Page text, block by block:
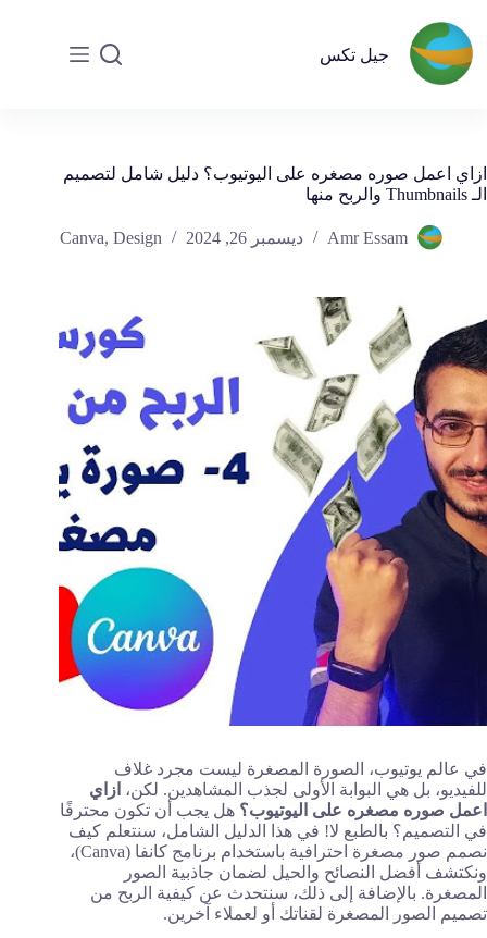
جيل تكس
ازاي اعمل صوره مصغره على اليوتيوب؟ دليل شامل لتصميم
الـ Thumbnails والربح منها
Amr Essam ديسمبر 26, 2024 Canva, Design
في عالم يوتيوب، الصورة المصغرة ليست مجرد غلاف
للفيديو، بل هي البوابة الأولى لجذب المشاهدين. لكن، ازاي
اعمل صوره مصغره على اليوتيوب؟ هل يجب أن تكون محترفًا
في التصميم؟ بالطبع لا! في هذا الدليل الشامل، سنتعلم كيف
نصمم صور مصغرة احترافية باستخدام برنامج كانفا (Canva)،
ونكتشف أفضل النصائح والحيل لضمان جاذبية الصور
المصغرة. بالإضافة إلى ذلك، سنتحدث عن كيفية الربح من
تصميم الصور المصغرة لقناتك أو لعملاء آخرين.